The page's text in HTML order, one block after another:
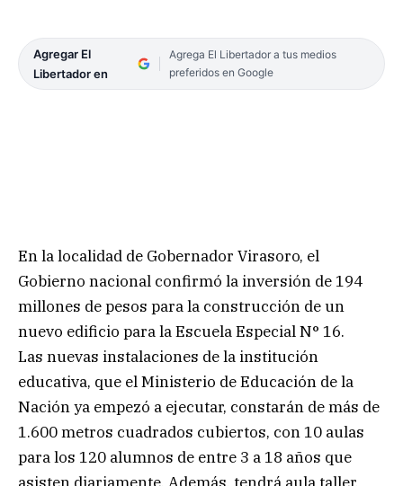
Agregar El
Libertador en
Agrega El Libertador a tus medios
preferidos en Google
En la localidad de Gobernador Virasoro, el
Gobierno nacional confirmó la inversión de 194
millones de pesos para la construcción de un
nuevo edificio para la Escuela Especial N° 16.
Las nuevas instalaciones de la institución
educativa, que el Ministerio de Educación de la
Nación ya empezó a ejecutar, constarán de más de
1.600 metros cuadrados cubiertos, con 10 aulas
para los 120 alumnos de entre 3 a 18 años que